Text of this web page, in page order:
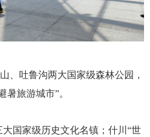
、吐鲁沟两大国家级森林公园，
暑旅游城市”。
国家级历史文化名镇；什川“世